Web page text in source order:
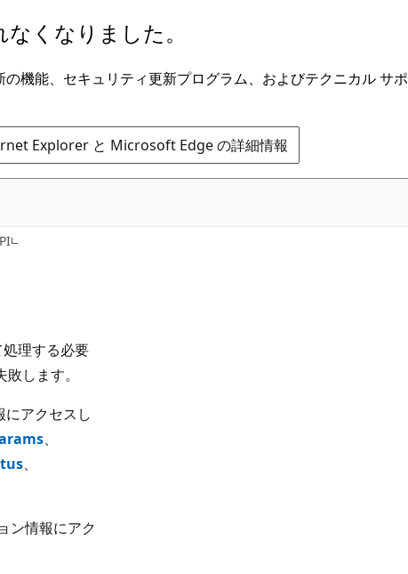
くなりました。
機能、セキュリティ更新プログラム、およびテクニカル サポ
Explorer と Microsoft Edge の詳細情報
理する必要
します。
アクセスし
、
、
ン情報にアク